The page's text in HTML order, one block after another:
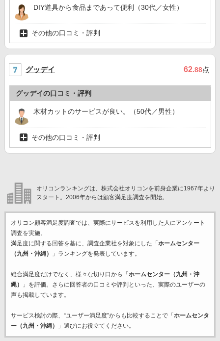
DIY道具から食品まであって便利（30代／女性）
その他の口コミ・評判
グッデイ 62.88点
グッデイの口コミ・評判
木材カットのサービスが良い。（50代／男性）
その他の口コミ・評判
オリコンランキングは、株式会社オリコンを前身企業に1967年より
スタート。2006年からは顧客満足度調査を開始。
オリコン顧客満足度調査では、実際にサービスを利用した 人にアンケート
調査を実施。
満足度に関する回答を基に、調査企業社を対象にした「ホームセンター
（九州・沖縄）
」ランキングを発表しています。
総合満足度だけでなく、様々な切り口から「ホームセンター（九州・沖
縄）
」を評価。さらに回答者の口コミや評判といった、実際のユーザーの
声も掲載しています。
サービス検討の際、“ユーザー満足度”からも比較することで「ホームセンタ
ー（九州・沖縄）
」選びにお役立てください。